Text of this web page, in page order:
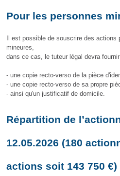
Pour les personnes
Il est possible de souscrire des actions
mineures,
dans ce cas, le tuteur légal devra
- une copie recto-verso de la pièce
- une copie recto-verso de sa propre
- ainsi qu'un justificatif de domicile.
Répartition de
12.05.2026 (180
actions soit 143 750 €)